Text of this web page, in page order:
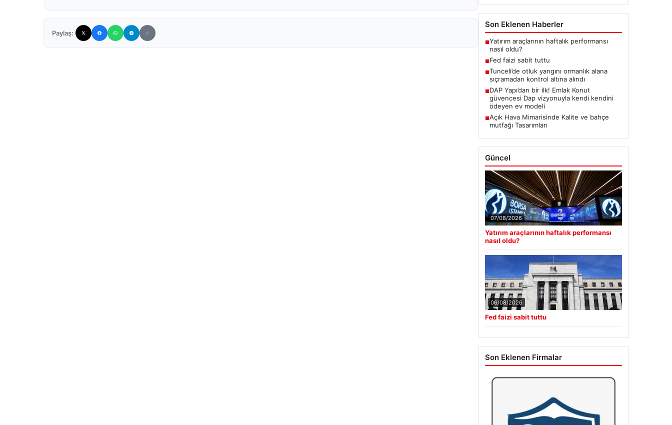
Paylaş:
Son Eklenen Haberler
■Yatırım araçlarının haftalık performansı
nasıl oldu?
■Fed faizi sabit tuttu
■Tunceli’de otluk yangını ormanlık alana
sıçramadan kontrol altına alındı
■DAP Yapı’dan bir ilk! Emlak Konut
güvencesi Dap vizyonuyla kendi kendini
ödeyen ev modeli
■Açık Hava Mimarisinde Kalite ve bahçe
mutfağı Tasarımları
Güncel
07/08/2026
Yatırım araçlarının haftalık performansı
nasıl oldu?
06/08/2026
Fed faizi sabit tuttu
Son Eklenen Firmalar